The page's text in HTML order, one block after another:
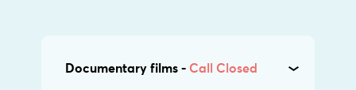
Documentary films - Call Closed